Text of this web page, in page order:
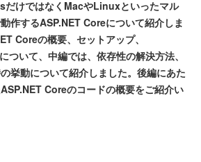
けではなくMacやLinuxといったマル
作するASP.NET Coreについて紹介しま
Coreの概要、セットアップ、
いて、中編では、依存性の解決方法、
挙動について紹介しました。後編にあた
Coreのコードの概要をご紹介い